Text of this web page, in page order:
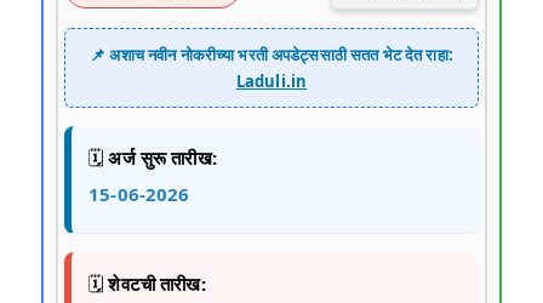
📌 अशाच नवीन नोकरीच्या भरती अपडेट्ससाठी सतत भेट देत राहा:
Laduli.in
🗓️अर्ज सुरू तारीख:
15-06-2026
🗓️शेवटची तारीख: